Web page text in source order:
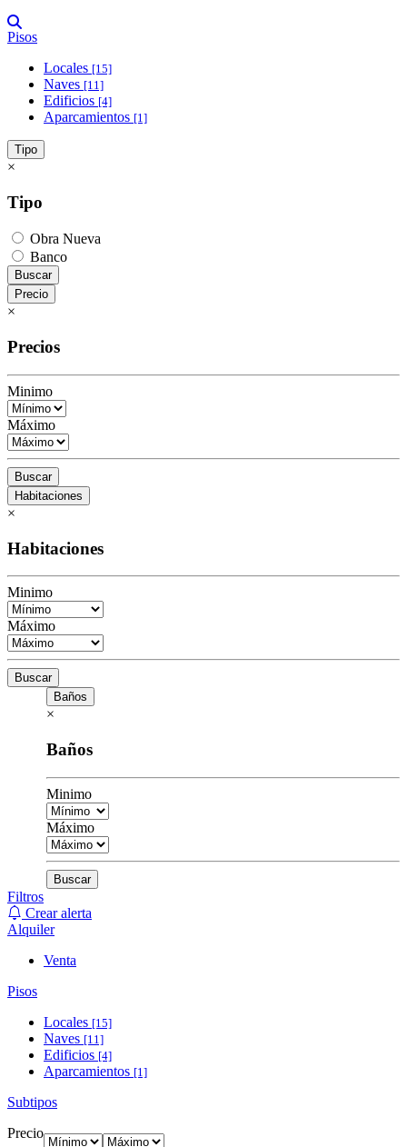
Pisos
Locales [15]
Naves [11]
Edificios [4]
Aparcamientos [1]
Tipo
×
Tipo
Obra Nueva
Banco
Buscar
Precio
×
Precios
Minimo
Máximo
Buscar
Habitaciones
×
Habitaciones
Minimo
Máximo
Buscar
Baños
×
Baños
Minimo
Máximo
Buscar
Filtros
Crear alerta
Alquiler
Venta
Pisos
Locales [15]
Naves [11]
Edificios [4]
Aparcamientos [1]
Subtipos
Precio